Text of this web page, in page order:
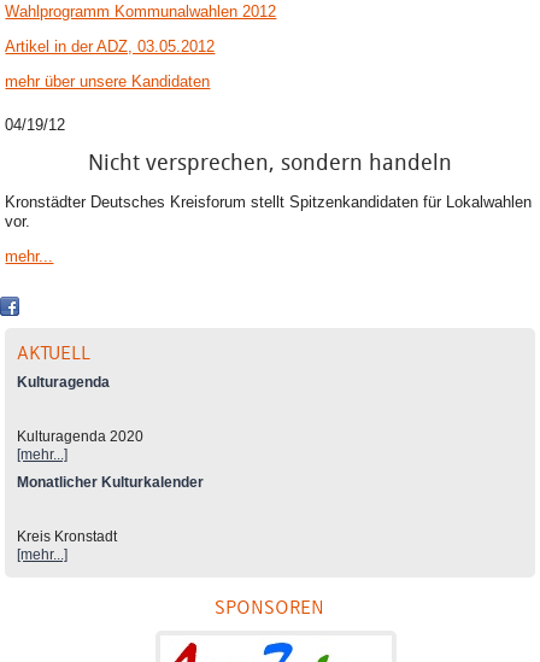
Wahlprogramm Kommunalwahlen 2012
Artikel in der ADZ, 03.05.2012
mehr über unsere Kandidaten
04/19/12
Nicht versprechen, sondern handeln
Kronstädter Deutsches Kreisforum stellt Spitzenkandidaten für Lokalwahlen
vor.
mehr...
AKTUELL
Kulturagenda
Kulturagenda 2020
[mehr...]
Monatlicher Kulturkalender
Kreis Kronstadt
[mehr...]
SPONSOREN